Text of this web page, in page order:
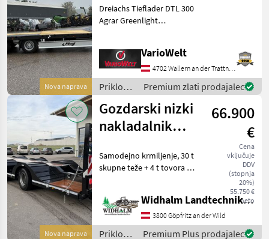
Nova naprava
Dreiachs Tieflader DTL 300
Agrar Greenlight
Nutzlast zul. / techn. ca.:
18400 / 24400 kg
Aggregatlast zul. / techn
VarioWelt
4702 Wallern an der Trattnach
Priklopniki
/ Fliegl
Premium zlati prodajalec
Nova naprava
Gozdarski nizki
nakladalnik
66.900
€
Cena
vključuje
DDV
(stopnja
20%)
55.750 €
neto
Samodejno krmiljenje, 30 t
skupne teže + 4 t tovora na
kamera za nadzor hitrosti
LED, zračno vzmetenje,
izvlečni opozor
Widhalm Landtechnik GmbH
3800 Göpfritz an der Wild
PriklopnikiPremium Plus prodajalec